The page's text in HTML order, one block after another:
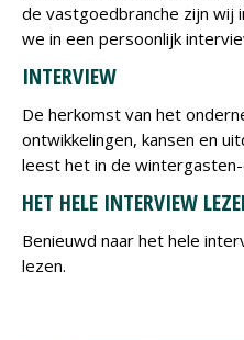
de vastgoedbranche zijn wij
we in een persoonlijk
INTERVIEW
De herkomst van het
ontwikkelingen, kansen en
leest het in de wintergasten-
HET HELE INTERVIEW
Benieuwd naar het hele
lezen.